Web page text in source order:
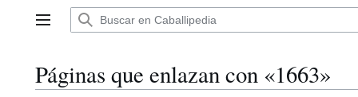
Menú principal
Páginas que enlazan con «1663»